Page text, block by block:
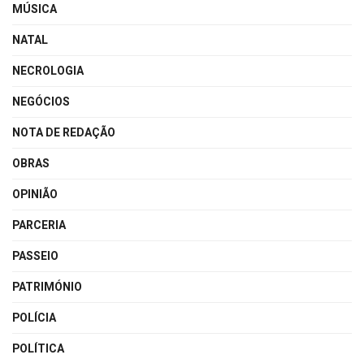
MÚSICA
NATAL
NECROLOGIA
NEGÓCIOS
NOTA DE REDAÇÃO
OBRAS
OPINIÃO
PARCERIA
PASSEIO
PATRIMÓNIO
POLÍCIA
POLÍTICA